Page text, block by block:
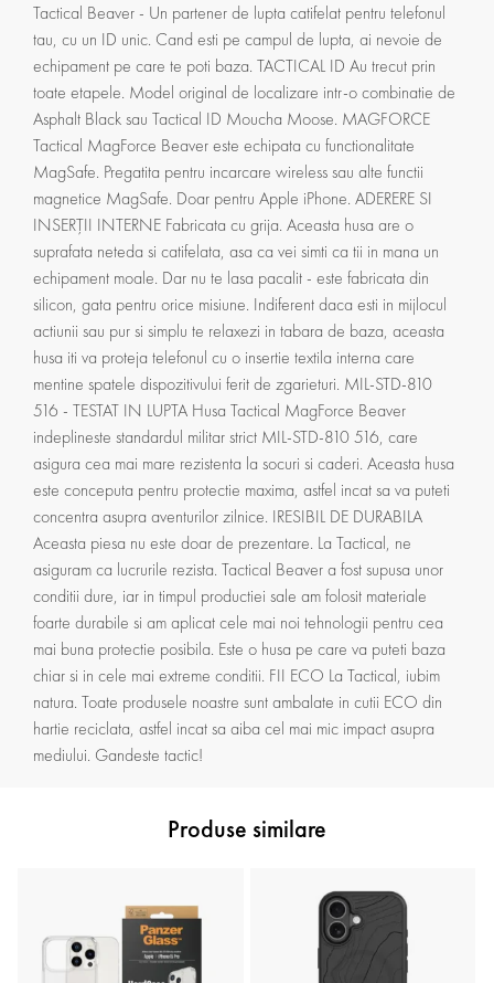
Tactical Beaver - Un partener de lupta catifelat pentru telefonul
tau, cu un ID unic. Cand esti pe campul de lupta, ai nevoie de
echipament pe care te poti baza. TACTICAL ID Au trecut prin
toate etapele. Model original de localizare intr-o combinatie de
Asphalt Black sau Tactical ID Moucha Moose. MAGFORCE
Tactical MagForce Beaver este echipata cu functionalitate
MagSafe. Pregatita pentru incarcare wireless sau alte functii
magnetice MagSafe. Doar pentru Apple iPhone. ADERERE SI
INSERȚII INTERNE Fabricata cu grija. Aceasta husa are o
suprafata neteda si catifelata, asa ca vei simti ca tii in mana un
echipament moale. Dar nu te lasa pacalit - este fabricata din
silicon, gata pentru orice misiune. Indiferent daca esti in mijlocul
actiunii sau pur si simplu te relaxezi in tabara de baza, aceasta
husa iti va proteja telefonul cu o insertie textila interna care
mentine spatele dispozitivului ferit de zgarieturi. MIL-STD-810
516 - TESTAT IN LUPTA Husa Tactical MagForce Beaver
indeplineste standardul militar strict MIL-STD-810 516, care
asigura cea mai mare rezistenta la socuri si caderi. Aceasta husa
este conceputa pentru protectie maxima, astfel incat sa va puteti
concentra asupra aventurilor zilnice. IRESIBIL DE DURABILA
Aceasta piesa nu este doar de prezentare. La Tactical, ne
asiguram ca lucrurile rezista. Tactical Beaver a fost supusa unor
conditii dure, iar in timpul productiei sale am folosit materiale
foarte durabile si am aplicat cele mai noi tehnologii pentru cea
mai buna protectie posibila. Este o husa pe care va puteti baza
chiar si in cele mai extreme conditii. FII ECO La Tactical, iubim
natura. Toate produsele noastre sunt ambalate in cutii ECO din
hartie reciclata, astfel incat sa aiba cel mai mic impact asupra
mediului. Gandeste tactic!
Produse similare